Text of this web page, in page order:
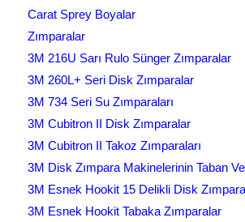
Carat Sprey Boyalar
Zımparalar
3M 216U Sarı Rulo Sünger Zımparalar
3M 260L+ Seri Disk Zımparalar
3M 734 Seri Su Zımparaları
3M Cubitron II Disk Zımparalar
3M Cubitron II Takoz Zımparaları
3M Disk Zımpara Makinelerinin Taban Ve
3M Esnek Hookit 15 Delikli Disk
3M Esnek Hookit Tabaka Zımparalar